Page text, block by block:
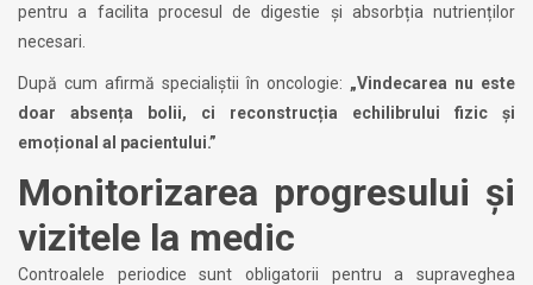
pentru a facilita procesul de digestie și absorbția nutrienților
necesari.
După cum afirmă specialiștii în oncologie: „Vindecarea nu este
doar absența bolii, ci reconstrucția echilibrului fizic și
emoțional al pacientului.”
Monitorizarea progresului și
vizitele la medic
Controalele periodice sunt obligatorii pentru a supraveghea